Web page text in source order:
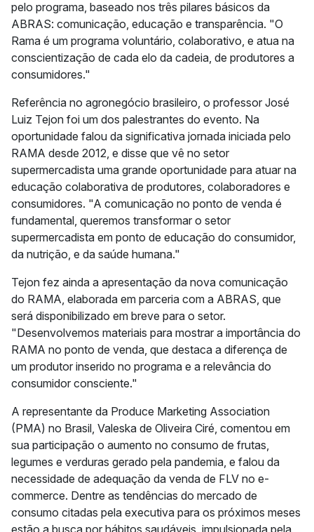
pelo programa, baseado nos três pilares básicos da
ABRAS: comunicação, educação e transparência. "O
Rama é um programa voluntário, colaborativo, e atua na
conscientização de cada elo da cadeia, de produtores a
consumidores."
Referência no agronegócio brasileiro, o professor José
Luiz Tejon foi um dos palestrantes do evento. Na
oportunidade falou da significativa jornada iniciada pelo
RAMA desde 2012, e disse que vê no setor
supermercadista uma grande oportunidade para atuar na
educação colaborativa de produtores, colaboradores e
consumidores. "A comunicação no ponto de venda é
fundamental, queremos transformar o setor
supermercadista em ponto de educação do consumidor,
da nutrição, e da saúde humana."
Tejon fez ainda a apresentação da nova comunicação
do RAMA, elaborada em parceria com a ABRAS, que
será disponibilizado em breve para o setor.
"Desenvolvemos materiais para mostrar a importância do
RAMA no ponto de venda, que destaca a diferença de
um produtor inserido no programa e a relevância do
consumidor consciente."
A representante da Produce Marketing Association
(PMA) no Brasil, Valeska de Oliveira Ciré, comentou em
sua participação o aumento no consumo de frutas,
legumes e verduras gerado pela pandemia, e falou da
necessidade de adequação da venda de FLV no e-
commerce. Dentre as tendências do mercado de
consumo citadas pela executiva para os próximos meses
estão a busca por hábitos saudáveis, impulsionada pela